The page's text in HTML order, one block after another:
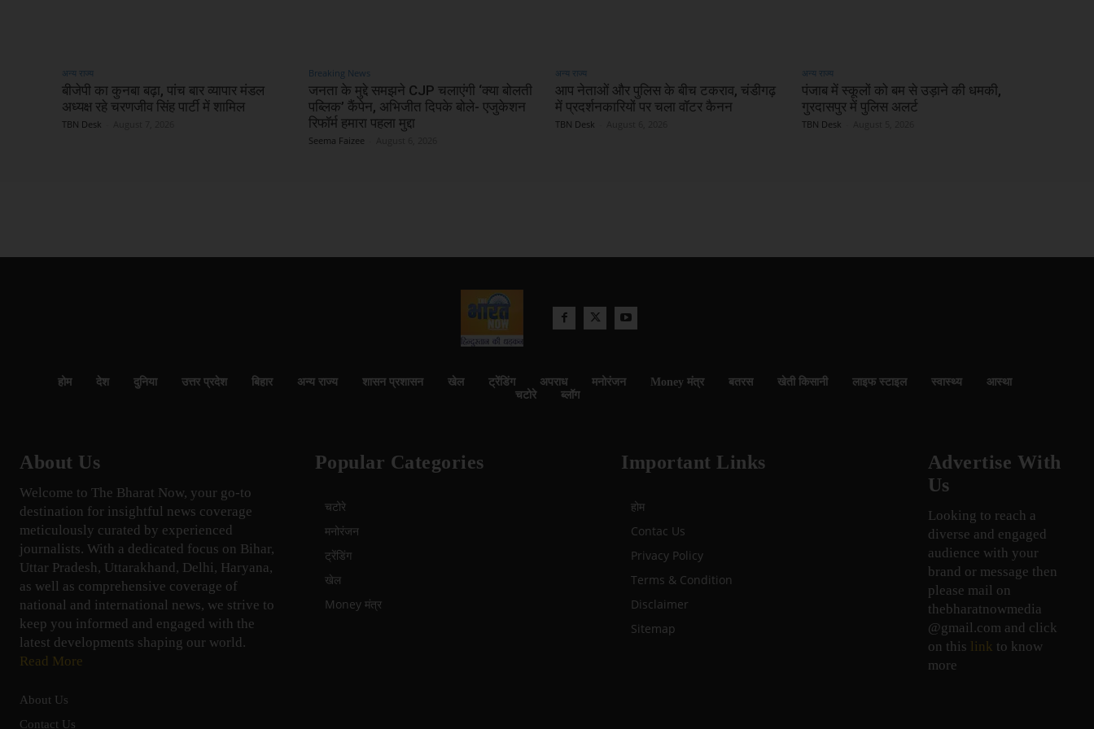
अन्य राज्य
बीजेपी का कुनबा बढ़ा, पांच बार व्यापार मंडल
अध्यक्ष रहे चरणजीव सिंह पार्टी में शामिल
TBN Desk
Breaking News
जनता के मुद्दे समझने CJP चलाएंगी ‘क्या बोलती
पब्लिक’ कैंपेन, अभिजीत दिपके बोले- एजुकेशन
रिफॉर्म हमारा पहला मुद्दा
Seema Faizee
अन्य राज्य
आप नेताओं और पुलिस के बीच टकराव, चंडीगढ़
में प्रदर्शनकारियों पर चला वॉटर कैनन
TBN Desk
अन्य राज्य
पंजाब में स्कूलों को बम से उड़ाने की धमकी,
गुरदासपुर में पुलिस अलर्ट
TBN Desk
होम देश दुनिया उत्तर प्रदेश बिहार अन्य राज्य शासन प्रशासन खेल ट्रेंडिंग अपराध मनोरंजन Money मंत्र बतरस खेती किसानी लाइफ स्टाइल स्वास्थ्य
आस्था
चटोरे
ब्लॉग
About Us
Welcome to The Bharat Now, your go-to
destination for insightful news coverage
meticulously curated by experienced
journalists. With a dedicated focus on Bihar,
Uttar Pradesh, Uttarakhand, Delhi, Haryana,
as well as comprehensive coverage of
national and international news, we strive to
keep you informed and engaged with the
latest developments shaping our world.
Read More
About Us
Contact Us
Popular Categories
चटोरे
मनोरंजन
ट्रेंडिंग
खेल
Money मंत्र
Important Links
होम
Contac Us
Privacy Policy
Terms & Condition
Disclaimer
Sitemap
Advertise With
Us
Looking to reach a
diverse and engaged
audience with your
brand or message then
please mail on
thebharatnowmedia
@gmail.com and click
on this link to know
more